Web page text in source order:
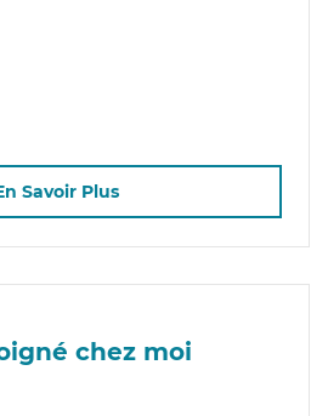
Savoir Plus
chez moi